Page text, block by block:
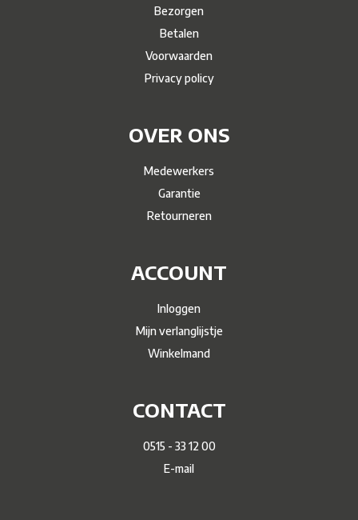
Bezorgen
Betalen
Voorwaarden
Privacy policy
OVER ONS
Medewerkers
Garantie
Retourneren
ACCOUNT
Inloggen
Mijn verlanglijstje
Winkelmand
CONTACT
0515 - 33 12 00
E-mail